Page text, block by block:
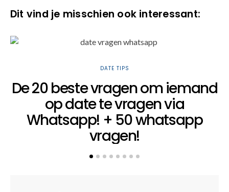
Dit vind je misschien ook interessant:
DATE TIPS
De 20 beste vragen om iemand
op date te vragen via
Whatsapp! + 50 whatsapp
vragen!